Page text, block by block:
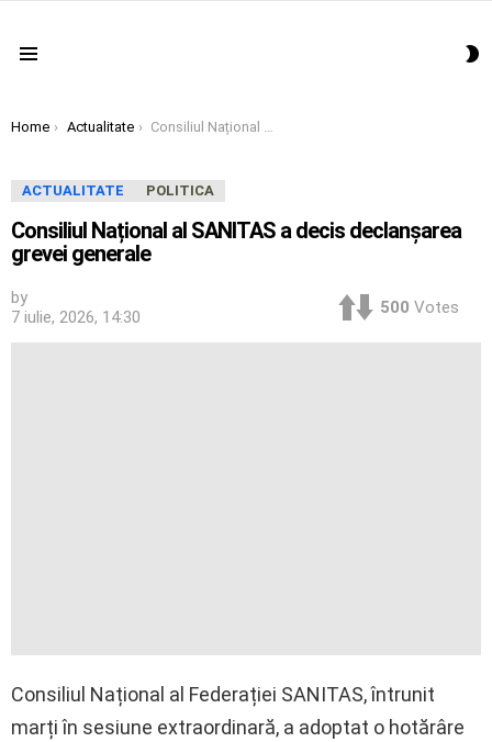
You are here:
Home Actualitate Consiliul Național al SANITAS a decis declanșarea grevei generale
ACTUALITATE POLITICA
Consiliul Național al SANITAS a decis declanșarea
grevei generale
by
7 iulie, 2026, 14:30
500 Votes
Consiliul Național al Federației SANITAS, întrunit
marți în sesiune extraordinară, a adoptat o hotărâre